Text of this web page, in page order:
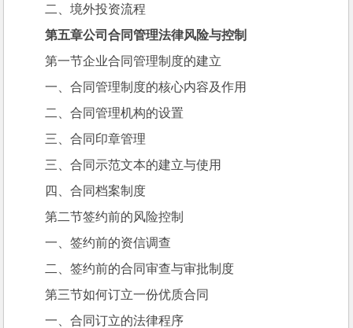
二、境外投资流程
第五章公司合同管理法律风险与控制
第一节企业合同管理制度的建立
一、合同管理制度的核心内容及作用
二、合同管理机构的设置
三、合同印章管理
三、合同示范文本的建立与使用
四、合同档案制度
第二节签约前的风险控制
一、签约前的资信调查
二、签约前的合同审查与审批制度
第三节如何订立一份优质合同
一、合同订立的法律程序